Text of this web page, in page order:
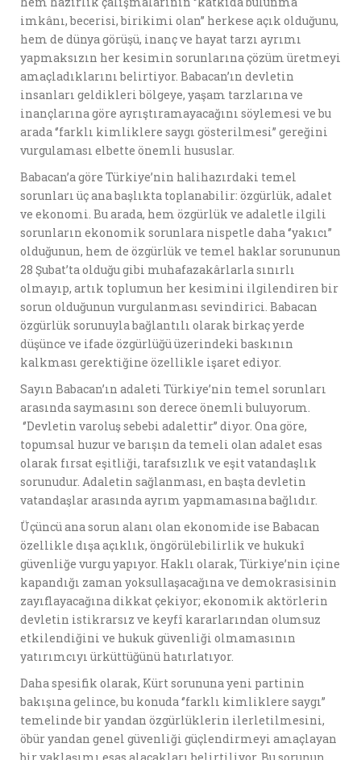
imkânı, becerisi, birikimi olan’’ herkese açık olduğunu,
hem de dünya görüşü, inanç ve hayat tarzı ayrımı
yapmaksızın her kesimin sorunlarına çözüm üretmeyi
amaçladıklarını belirtiyor. Babacan’ın devletin
insanları geldikleri bölgeye, yaşam tarzlarına ve
inançlarına göre ayrıştıramayacağını söylemesi ve bu
arada ‘’farklı kimliklere saygı gösterilmesi’’ gereğini
vurgulaması elbette önemli hususlar.
Babacan’a göre Türkiye’nin halihazırdaki temel
sorunları üç ana başlıkta toplanabilir: özgürlük, adalet
ve ekonomi. Bu arada, hem özgürlük ve adaletle ilgili
sorunların ekonomik sorunlara nispetle daha ‘’yakıcı’’
olduğunun, hem de özgürlük ve temel haklar sorununun
28 Şubat’ta olduğu gibi muhafazakârlarla sınırlı
olmayıp, artık toplumun her kesimini ilgilendiren bir
sorun olduğunun vurgulanması sevindirici. Babacan
özgürlük sorunuyla bağlantılı olarak birkaç yerde
düşünce ve ifade özgürlüğü üzerindeki baskının
kalkması gerektiğine özellikle işaret ediyor.
Sayın Babacan’ın adaleti Türkiye’nin temel sorunları
arasında saymasını son derece önemli buluyorum.
‘’Devletin varoluş sebebi adalettir’’ diyor. Ona göre,
topumsal huzur ve barışın da temeli olan adalet esas
olarak fırsat eşitliği, tarafsızlık ve eşit vatandaşlık
sorunudur. Adaletin sağlanması, en başta devletin
vatandaşlar arasında ayrım yapmamasına bağlıdır.
Üçüncü ana sorun alanı olan ekonomide ise Babacan
özellikle dışa açıklık, öngörülebilirlik ve hukukî
güvenliğe vurgu yapıyor. Haklı olarak, Türkiye’nin içine
kapandığı zaman yoksullaşacağına ve demokrasisinin
zayıflayacağına dikkat çekiyor; ekonomik aktörlerin
devletin istikrarsız ve keyfî kararlarından olumsuz
etkilendiğini ve hukuk güvenliği olmamasının
yatırımcıyı ürküttüğünü hatırlatıyor.
Daha spesifik olarak, Kürt sorununa yeni partinin
bakışına gelince, bu konuda ‘’farklı kimliklere saygı’’
temelinde bir yandan özgürlüklerin ilerletilmesini,
öbür yandan genel güvenliği güçlendirmeyi amaçlayan